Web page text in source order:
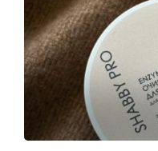
уходу за
всяческие масочки